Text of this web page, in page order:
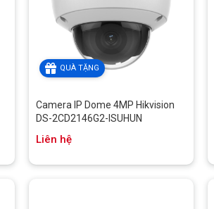
QUÀ TẶNG
Camera IP Dome 4MP Hikvision
DS-2CD2146G2-ISUHUN
Liên hệ